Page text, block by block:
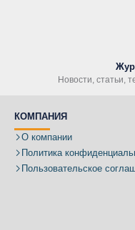
Новости, статьи,
КОМПАНИЯ
О компании
Политика
Пользовательское